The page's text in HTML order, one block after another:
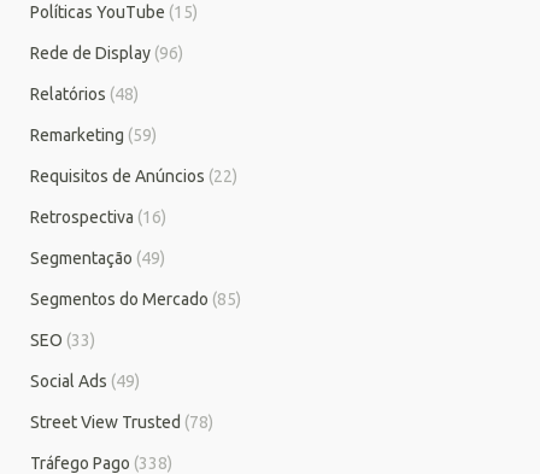
Políticas YouTube (15)
Rede de Display (96)
Relatórios (48)
Remarketing (59)
Requisitos de Anúncios (22)
Retrospectiva (16)
Segmentação (49)
Segmentos do Mercado (85)
SEO (33)
Social Ads (49)
Street View Trusted (78)
Tráfego Pago (338)